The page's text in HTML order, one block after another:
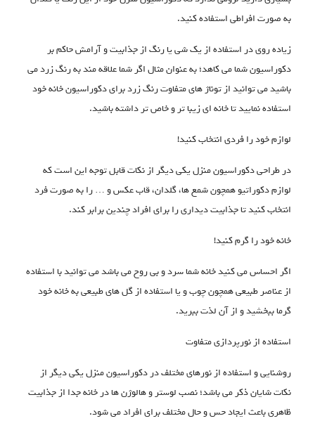
به صورت افراطی استفاده کنید.
زیاده روی در استفاده از یک شی یا رنگ از جذابیت و آرامش حاکم بر
دکوراسیون شما می کاهد؛ به عنوان مثال اگر شما علاقه مند به رنگ زرد می
باشید می توانید از توناژ های متفاوت رنگ زرد برای دکوراسیون خانه خود
استفاده نمایید تا خانه ای زیبا تر و خاص تر داشته باشید.
لوازم خود را فردی انتخاب کنید!
در طراحی دکوراسیون منزل یکی دیگر از نکات قابل توجه این است که
لوازم دکوراتیو همچون شمع ها، گلدان، قاب عکس و … را به صورت فرد
انتخاب کنید تا جذابیت دیداری را برای افراد چندین برابر کند.
خانه خود را گرم کنید!
اگر احساس می کنید خانه شما سرد و بی روح می باشد می توانید با استفاده
از عناصر طبیعی همچون چوب و یا استفاده از گل های طبیعی به خانه خود
گرما ببخشید و از آن لذت ببرید.
استفاده از نورپردازی متفاوت
روشنایی و استفاده از نورهای مختلف در دکوراسیون منزل یکی دیگر از
نکات شایان ذکر می باشد؛ نصب لوستر و هالوژن ها در خانه جدا از جذابیت
ظاهری باعث ایجاد حس و حال مختلف برای افراد می شود.